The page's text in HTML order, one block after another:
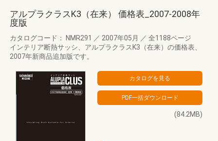
アルプラクラスK3（在来） 価格表_2007-2008年
度版
カタログコード： NMR291 ／ 2007年05月 ／ 全1188ページ
インテリア断熱サッシ、アルプラクラスK3（在来）の価格表、
2007年新商品追加版です。
(84.2MB)